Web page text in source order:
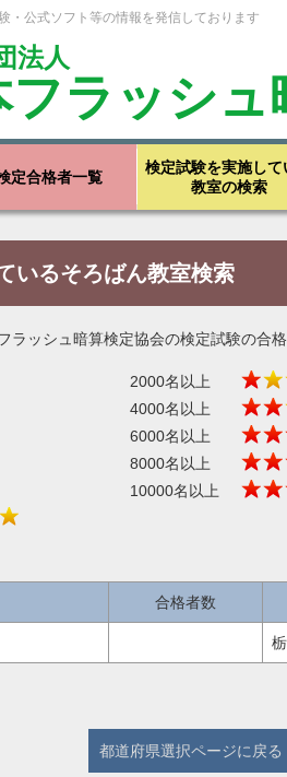
・公式ソフト等の情報を発信しております
法人
フラッシ
定合格者一覧
検定試験を実施して
教室の検索
いるそろばん教室検索
ラッシュ暗算検定協会の検定試験の合
2000名以上
4000名以上
6000名以上
8000名以上
10000名以上
合格者数
都道府県選択ページに戻る